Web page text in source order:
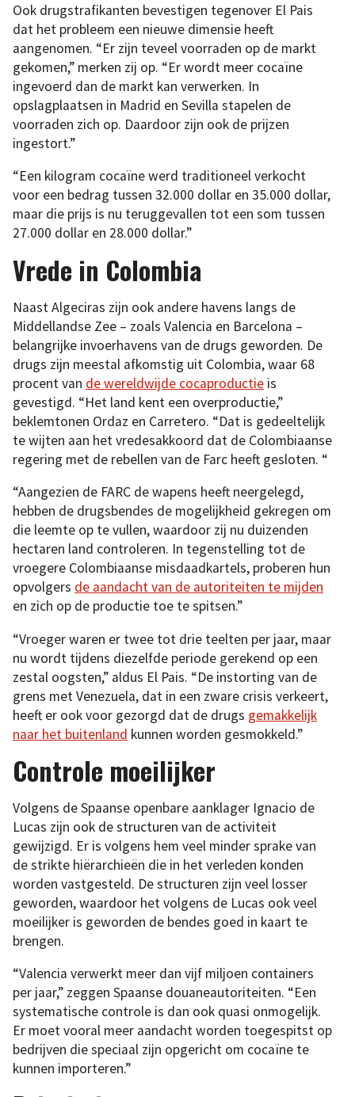
Ook drugstrafikanten bevestigen tegenover El Pais
dat het probleem een nieuwe dimensie heeft
aangenomen. “Er zijn teveel voorraden op de markt
gekomen,” merken zij op. “Er wordt meer cocaïne
ingevoerd dan de markt kan verwerken. In
opslagplaatsen in Madrid en Sevilla stapelen de
voorraden zich op. Daardoor zijn ook de prijzen
ingestort.”
“Een kilogram cocaïne werd traditioneel verkocht
voor een bedrag tussen 32.000 dollar en 35.000 dollar,
maar die prijs is nu teruggevallen tot een som tussen
27.000 dollar en 28.000 dollar.”
Vrede in Colombia
Naast Algeciras zijn ook andere havens langs de
Middellandse Zee – zoals Valencia en Barcelona –
belangrijke invoerhavens van de drugs geworden. De
drugs zijn meestal afkomstig uit Colombia, waar 68
procent van de wereldwijde cocaproductie is
gevestigd. “Het land kent een overproductie,”
beklemtonen Ordaz en Carretero. “Dat is gedeeltelijk
te wijten aan het vredesakkoord dat de Colombiaanse
regering met de rebellen van de Farc heeft gesloten. “
“Aangezien de FARC de wapens heeft neergelegd,
hebben de drugsbendes de mogelijkheid gekregen om
die leemte op te vullen, waardoor zij nu duizenden
hectaren land controleren. In tegenstelling tot de
vroegere Colombiaanse misdaadkartels, proberen hun
opvolgers de aandacht van de autoriteiten te mijden
en zich op de productie toe te spitsen.”
“Vroeger waren er twee tot drie teelten per jaar, maar
nu wordt tijdens diezelfde periode gerekend op een
zestal oogsten,” aldus El Pais. “De instorting van de
grens met Venezuela, dat in een zware crisis verkeert,
heeft er ook voor gezorgd dat de drugs gemakkelijk
naar het buitenland kunnen worden gesmokkeld.”
Controle moeilijker
Volgens de Spaanse openbare aanklager Ignacio de
Lucas zijn ook de structuren van de activiteit
gewijzigd. Er is volgens hem veel minder sprake van
de strikte hiërarchieën die in het verleden konden
worden vastgesteld. De structuren zijn veel losser
geworden, waardoor het volgens de Lucas ook veel
moeilijker is geworden de bendes goed in kaart te
brengen.
“Valencia verwerkt meer dan vijf miljoen containers
per jaar,” zeggen Spaanse douaneautoriteiten. “Een
systematische controle is dan ook quasi onmogelijk.
Er moet vooral meer aandacht worden toegespitst op
bedrijven die speciaal zijn opgericht om cocaïne te
kunnen importeren.”